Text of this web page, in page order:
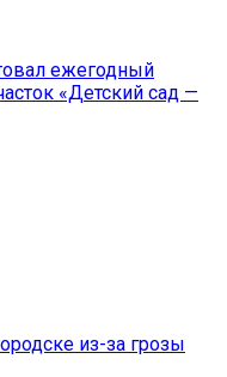
ежегодный
«Детский сад —
из-за грозы